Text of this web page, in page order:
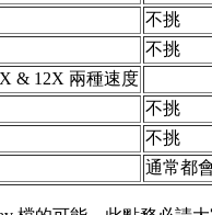
不挑
不挑
& 12X 兩種速度
不挑
不挑
通常都